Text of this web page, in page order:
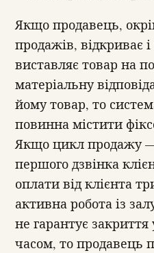
Якщо продавець,
продажів, відкриває
виставляє товар на
матеріальну
йому товар, то
повинна містити
Якщо цикл продажу
першого дзвінка
оплати від клієнта
активна робота із
не гарантує
часом, то продавець